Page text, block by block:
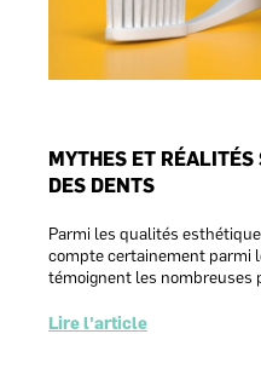
MYTHES ET
DES DENTS
Parmi les qualités
compte certainement parmi
témoignent les nombreuses
Lire l'article